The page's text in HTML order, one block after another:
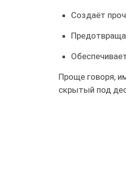
Создаёт
Проще говоря,
скрытый под